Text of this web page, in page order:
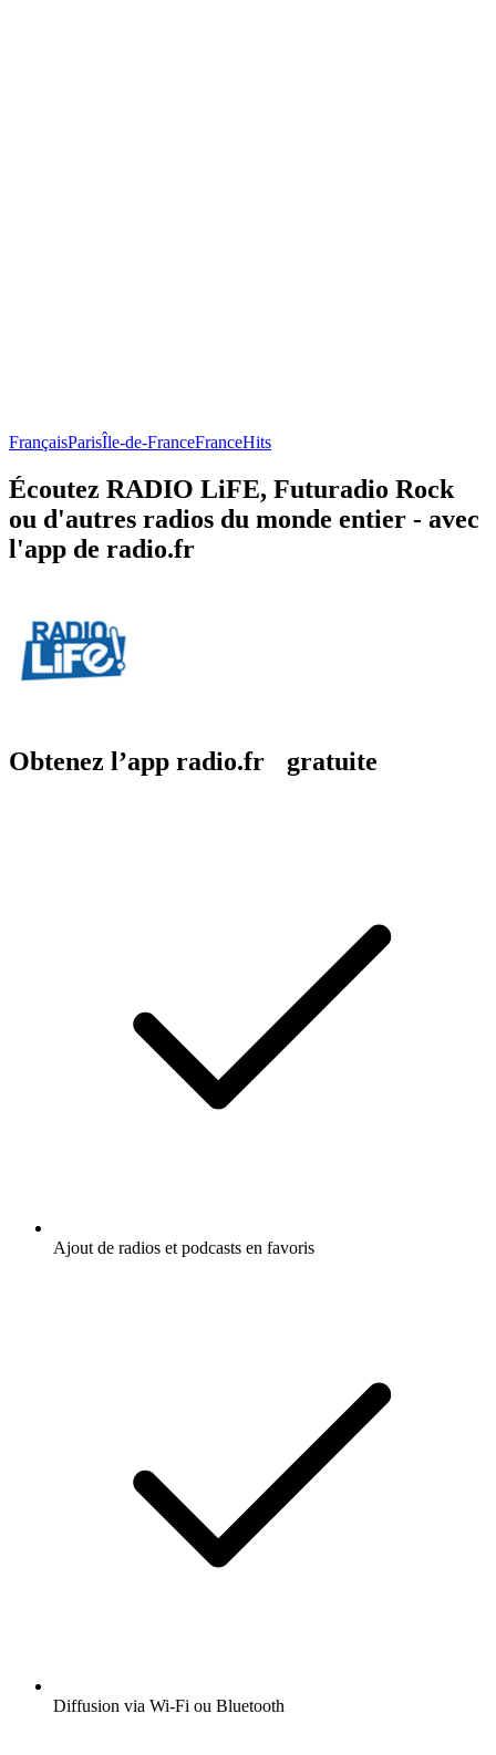
FrançaisParisÎle-de-FranceFranceHits
Écoutez RADIO LiFE, Futuradio Rock
ou d'autres radios du monde entier - avec
l'app de radio.fr
Obtenez l’app radio.fr gratuite
Ajout de radios et podcasts en favoris
Diffusion via Wi-Fi ou Bluetooth